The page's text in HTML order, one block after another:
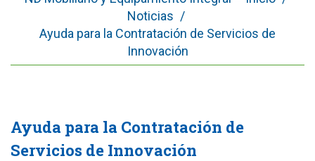
Noticias /
Ayuda para la Contratación de Servicios de
Innovación
Ayuda para la Contratación de
Servicios de Innovación